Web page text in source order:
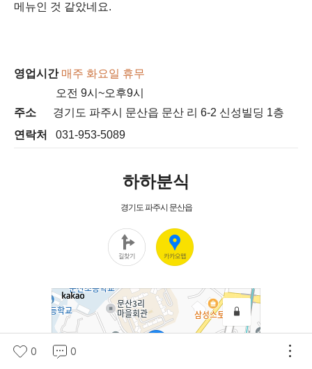
메뉴인 것 같았네요.
영업시간 매주 화요일 휴무
오전 9시 ~오후9시
주소 경기도 파주시 문산읍 문산 리 6-2 신성빌딩 1층
연락처 031-953-5089
0 0